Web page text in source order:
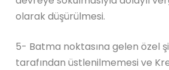
olarak düşürülmesi.
5- Batma noktasına gelen özel
tarafından üstlenilmemesi ve